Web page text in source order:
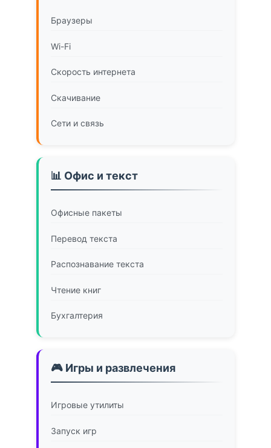
Браузеры
Wi-Fi
Скорость интернета
Скачивание
Сети и связь
📊 Офис и текст
Офисные пакеты
Перевод текста
Распознавание текста
Чтение книг
Бухгалтерия
🎮 Игры и развлечения
Игровые утилиты
Запуск игр